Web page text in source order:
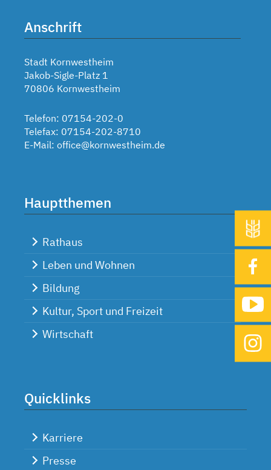
Anschrift
Stadt Kornwestheim
Jakob-Sigle-Platz 1
70806 Kornwestheim
Telefon: 07154-202-0
Telefax: 07154-202-8710
E-Mail: office@kornwestheim.de
Hauptthemen
Rathaus
Leben und Wohnen
Bildung
Kultur, Sport und Freizeit
Wirtschaft
Quicklinks
Karriere
Presse